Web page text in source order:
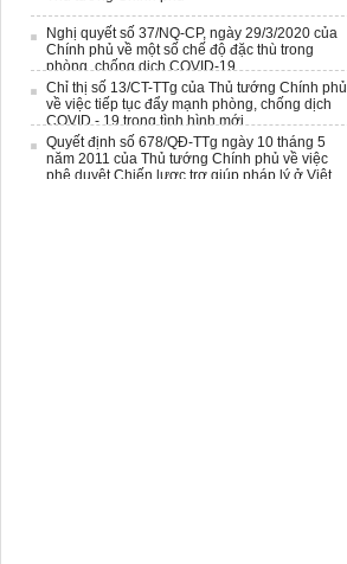
Nghị quyết số 37/NQ-CP, ngày 29/3/2020 của
Chính phủ về một số chế độ đặc thù trong
phòng, chống dịch COVID-19
Chỉ thị số 13/CT-TTg của Thủ tướng Chính phủ
về việc tiếp tục đẩy mạnh phòng, chống dịch
COVID - 19 trong tình hình mới
Quyết định số 678/QĐ-TTg ngày 10 tháng 5
năm 2011 của Thủ tướng Chính phủ về việc
phê duyệt Chiến lược trợ giúp pháp lý ở Việt